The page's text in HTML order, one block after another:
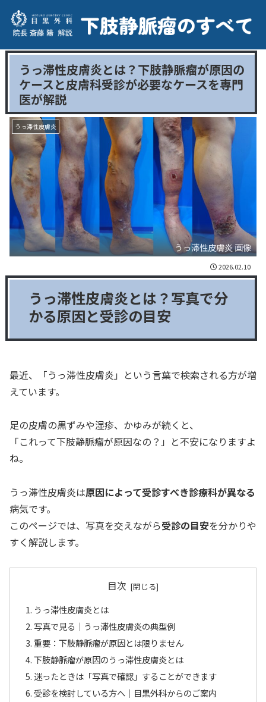
うっ滞性皮膚炎とは？下肢静脈瘤が原因の
ケースと皮膚科受診が必要なケースを専門
医が解説
うっ滞性皮膚炎
うっ滞性皮膚炎 画像
2026.02.10
うっ滞性皮膚炎とは？写真で分
かる原因と受診の目安
最近、「うっ滞性皮膚炎」という言葉で検索される方が増
えています。
足の皮膚の黒ずみや湿疹、かゆみが続くと、
「これって下肢静脈瘤が原因なの？」と不安になりますよ
ね。
うっ滞性皮膚炎は原因によって受診すべき診療科が異なる
病気です。
このページでは、写真を交えながら受診の目安を分かりや
すく解説します。
目次
うっ滞性皮膚炎とは
写真で見る｜うっ滞性皮膚炎の典型例
重要：下肢静脈瘤が原因とは限りません
下肢静脈瘤が原因のうっ滞性皮膚炎とは
迷ったときは「写真で確認」することができます
受診を検討している方へ｜目黒外科からのご案内